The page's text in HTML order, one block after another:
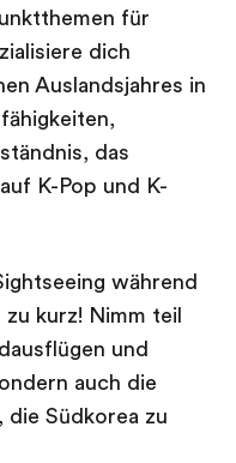
für
dich
Auslandsjahres in
das
K-Pop und K-
während
kurz! Nimm teil
und
auch die
die Südkorea zu